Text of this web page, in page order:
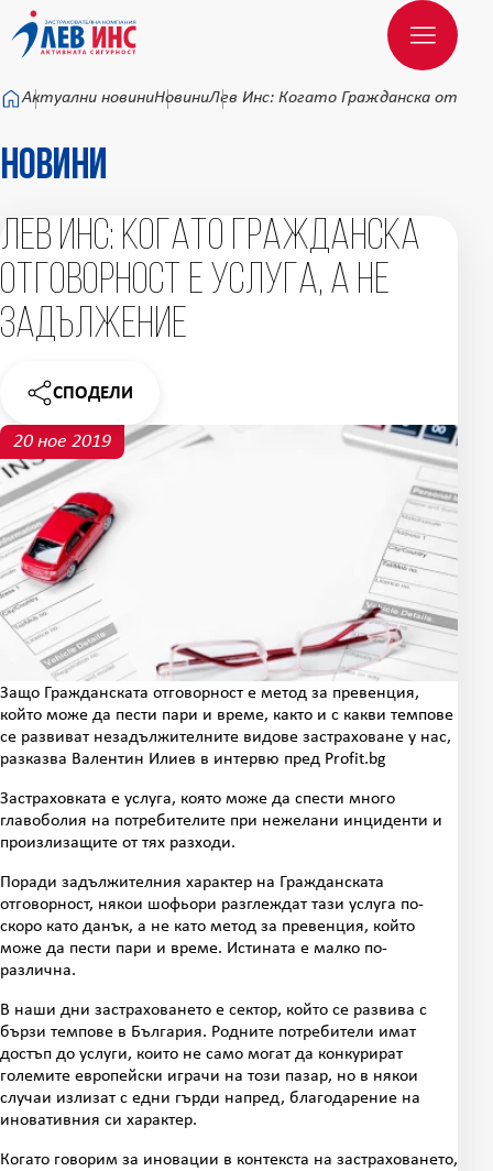
Към основното съдържание
Актуални новиниНовиниЛев Инс: Когато Гражданска
Новини
Лев Инс: Когато Гражданска
отговорност е услуга, а не
задължение
СПОДЕЛИ
НОВИНАТА
20 ное 2019
Защо Гражданската отговорност е метод за превенция,
който може да пести пари и време, както и с какви темпове
се развиват незадължителните видове застраховане у нас,
разказва Валентин Илиев в интервю пред Profit.bg
Застраховката е услуга, която може да спести много
главоболия на потребителите при нежелани инциденти и
произлизащите от тях разходи.
Поради задължителния характер на Гражданската
отговорност, някои шофьори разглеждат тази услуга по-
скоро като данък, а не като метод за превенция, който
може да пести пари и време. Истината е малко по-
различна.
В наши дни застраховането е сектор, който се развива с
бързи темпове в България. Родните потребители имат
достъп до услуги, които не само могат да конкурират
големите европейски играчи на този пазар, но в някои
случаи излизат с едни гърди напред, благодарение на
иновативния си характер.
Когато говорим за иновации в контекста на застраховането,